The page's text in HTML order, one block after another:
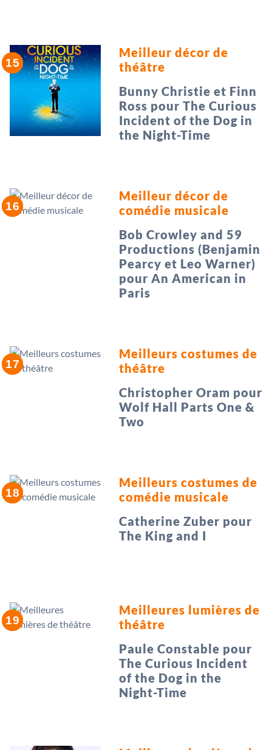
Meilleur décor de
théâtre
Bunny Christie et Finn
Ross pour The Curious
Incident of the Dog in
the Night-Time
Meilleur décor de
comédie musicale
Bob Crowley and 59
Productions (Benjamin
Pearcy et Leo Warner)
pour An American in
Paris
Meilleurs costumes de
théâtre
Christopher Oram pour
Wolf Hall Parts One &
Two
Meilleurs costumes de
comédie musicale
Catherine Zuber pour
The King and I
Meilleures lumières de
théâtre
Paule Constable pour
The Curious Incident
of the Dog in the
Night-Time